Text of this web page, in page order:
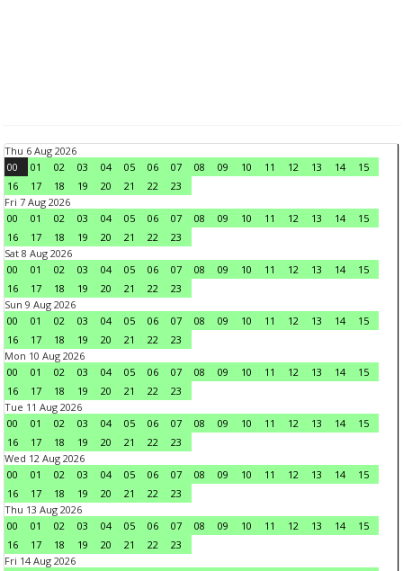
Thu 6 Aug 2026
00
01 02 03 04 05 06 07 08 09 10 11 12 13 14
15
16
17 18 19 20 21 22
23
Fri 7 Aug 2026
00
01 02 03 04 05 06 07 08 09 10 11 12 13 14
15
16
17 18 19 20 21 22
23
Sat 8 Aug 2026
00
01 02 03 04 05 06 07 08 09 10 11 12 13 14
15
16
17 18 19 20 21 22
23
Sun 9 Aug 2026
00
01 02 03 04 05 06 07 08 09 10 11 12 13 14
15
16
17 18 19 20 21 22
23
Mon 10 Aug 2026
00
01 02 03 04 05 06 07 08 09 10 11 12 13 14
15
16
17 18 19 20 21 22
23
Tue 11 Aug 2026
00
01 02 03 04 05 06 07 08 09 10 11 12 13 14
15
16
17 18 19 20 21 22
23
Wed 12 Aug 2026
00
01 02 03 04 05 06 07 08 09 10 11 12 13 14
15
16
17 18 19 20 21 22
23
Thu 13 Aug 2026
00
01 02 03 04 05 06 07 08 09 10 11 12 13 14
15
16
17 18 19 20 21 22
23
Fri 14 Aug 2026